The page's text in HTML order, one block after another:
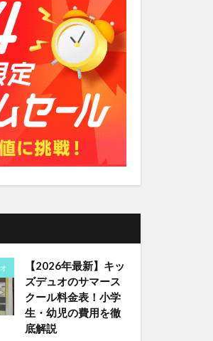
【2026年最新】キッ
ズデュオのサマース
クール料金表！小学
生・幼児の費用を徹
底解説